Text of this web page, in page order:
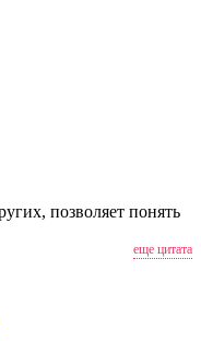
позволяет понять
еще цитата